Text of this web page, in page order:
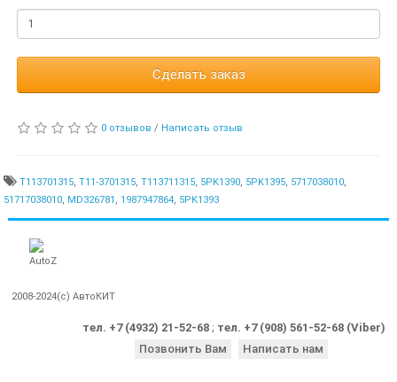
Сделать заказ
0 отзывов / Написать отзыв
T113701315,T11-3701315,T113711315, 5PK1390, 5PK1395, 5717038010,
51717038010, MD326781 , 1987947864, 5PK1393
2008-2024(c) АвтоКИТ
тел. +7 (4932) 21-52-68 ; тел. +7 (908) 561-52-68 (Viber)
Позвонить Вам
Написать нам